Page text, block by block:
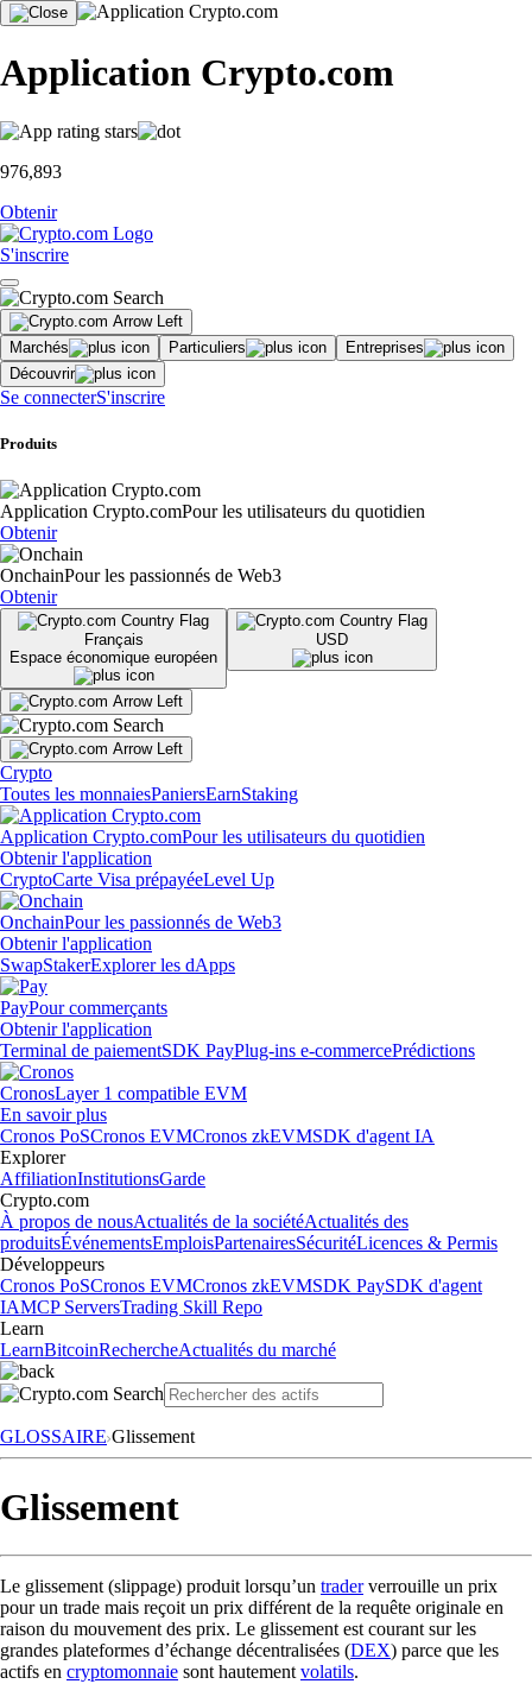
Application Crypto.com
976,893
Obtenir
S'inscrire
Marchés Particuliers
Entreprises
Découvrir
Se connecterS'inscrire
Produits
Application Crypto.comPour les utilisateurs du quotidien
Obtenir
OnchainPour les passionnés de Web3
Obtenir
Français
Espace économique européen
USD
Crypto
Toutes les monnaiesPaniersEarnStaking
Application Crypto.comPour les utilisateurs du quotidien
Obtenir l'application
CryptoCarte Visa prépayéeLevel Up
OnchainPour les passionnés de Web3
Obtenir l'application
SwapStakerExplorer les dApps
PayPour commerçants
Obtenir l'application
Terminal de paiementSDK PayPlug-ins e-commercePrédictions
CronosLayer 1 compatible EVM
En savoir plus
Cronos PoSCronos EVMCronos zkEVMSDK d'agent IA
Explorer
AffiliationInstitutionsGarde
Crypto.com
À propos de nousActualités de la sociétéActualités des
produitsÉvénementsEmploisPartenairesSécuritéLicences & Permis
Développeurs
Cronos PoSCronos EVMCronos zkEVMSDK PaySDK d'agent
IAMCP ServersTrading Skill Repo
Learn
LearnBitcoinRechercheActualités du marché
GLOSSAIRE Glissement
Glissement
Le glissement (slippage) produit lorsqu’un traderverrouille un prix
pour un trade mais reçoit un prix différent de la requête originale en
raison du mouvement des prix. Le glissement est courant sur les
grandes plateformes d’échange décentralisées (DEX) parce que les
actifs en cryptomonnaie sont hautement volatils.